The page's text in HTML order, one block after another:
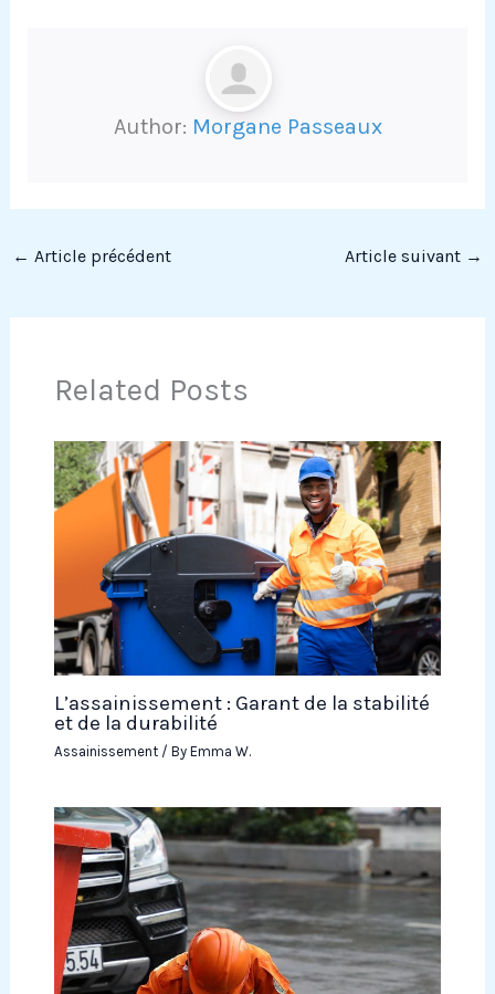
Author: Morgane Passeaux
← Article précédent Article suivant →
Related Posts
L’assainissement : Garant de la stabilité
et de la durabilité
Assainissement/ By Emma W.